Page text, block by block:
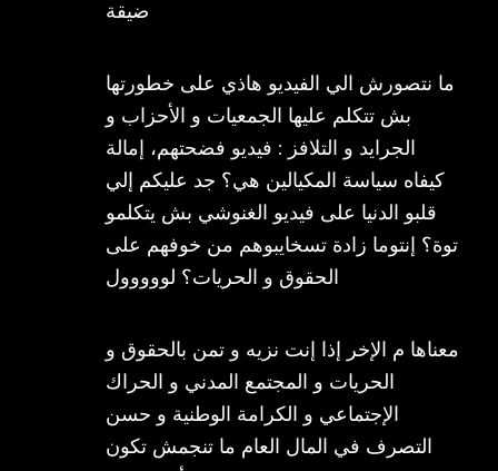
ضيقة
ما نتصورش الي الفيديو هاذي على خطورتها
بش تتكلم عليها الجمعيات و الأحزاب و
الجرايد و التلافز : فيديو فضحتهم، إمالة
كيفاه سياسة المكيالين هي؟ جد عليكم إلي
قلبو الدنيا على فيديو الغنوشي بش يتكلمو
توة؟ إنتوما زادة تسخايبوهم من خوفهم على
الحقوق و الحريات؟ لووووول
معناها م الإخر إذا إنت نزيه و تمن بالحقوق و
الحريات و المجتمع المدني و الحراك
الإجتماعي و الكرامة الوطنية و حسن
التصرف في المال العام ما تنجمش تكون